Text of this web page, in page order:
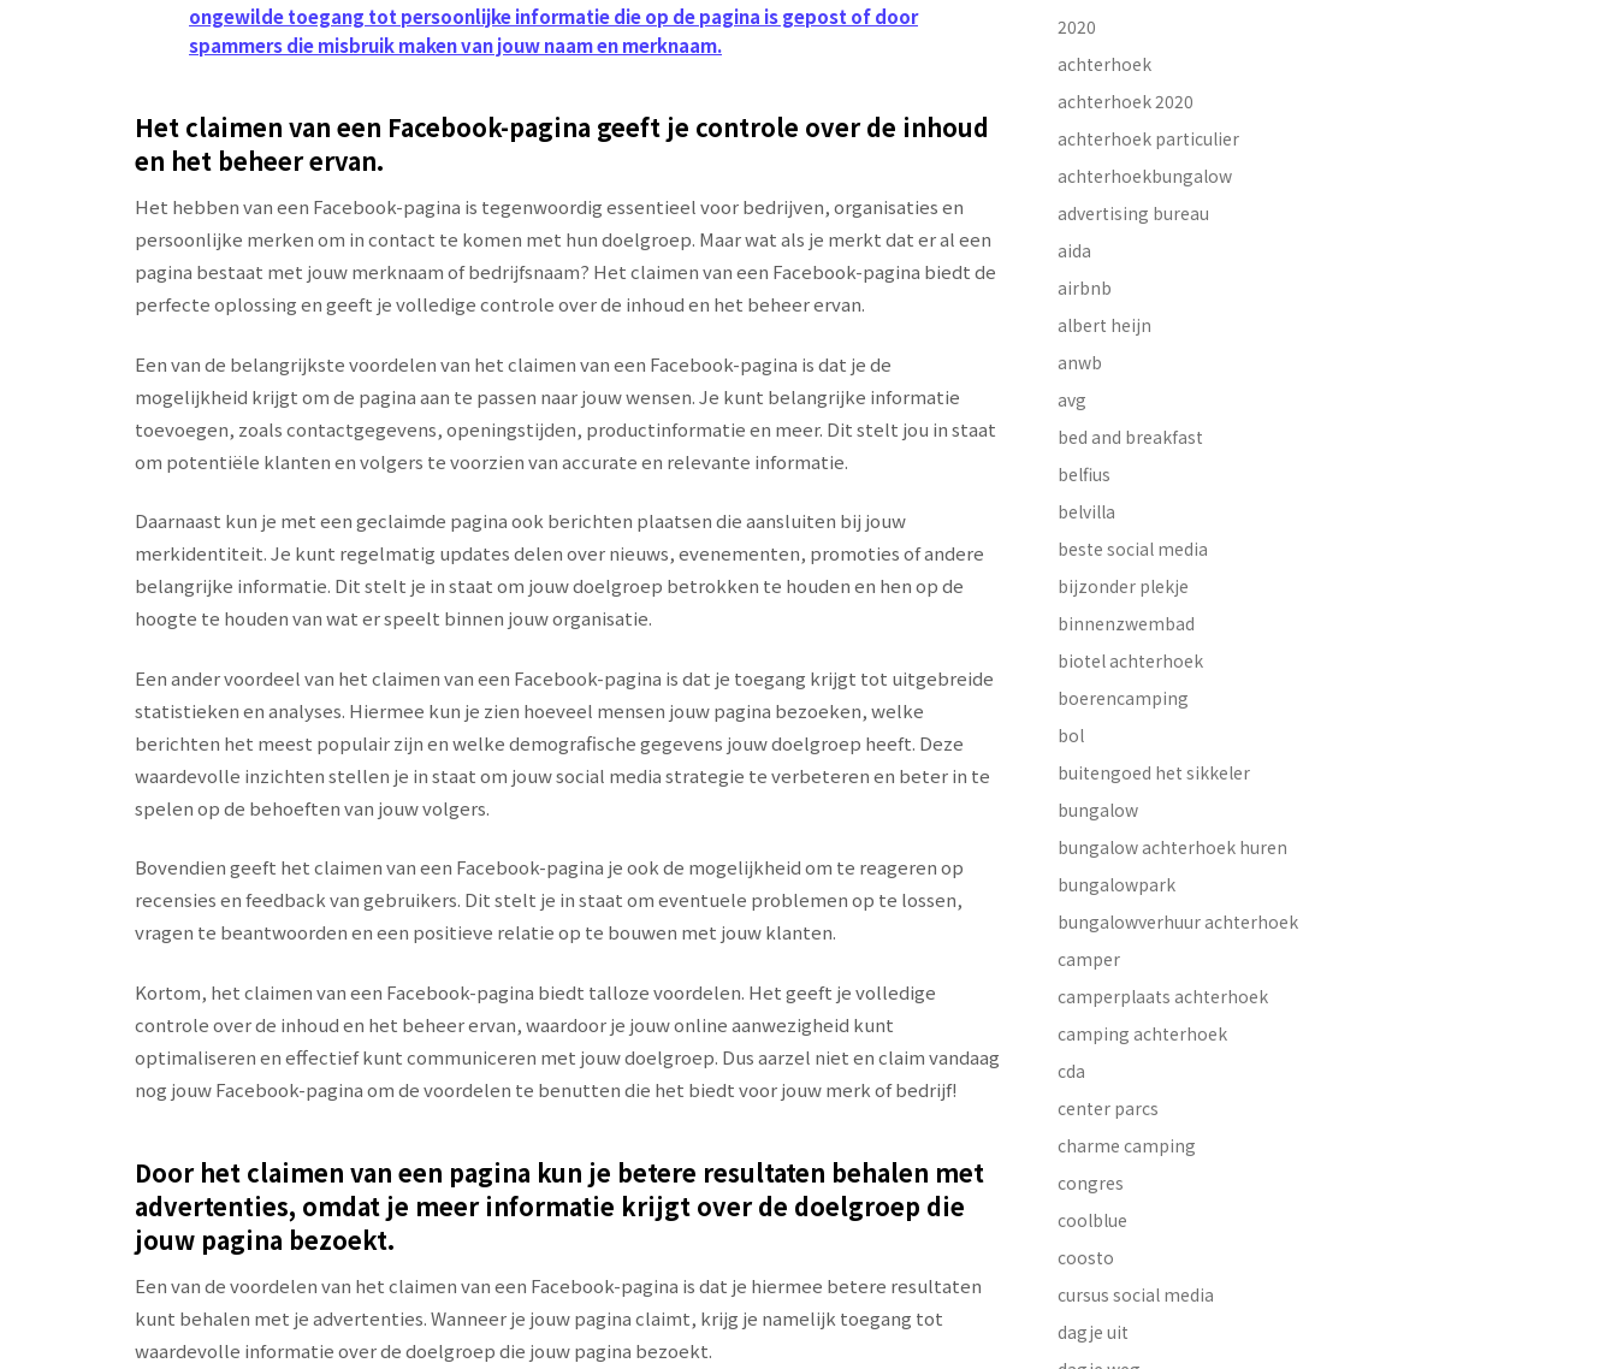
ongewilde toegang tot persoonlijke informatie die op de pagina is gepost of door
spammers die misbruik maken van jouw naam en merknaam.
Het claimen van een Facebook-pagina geeft je controle over de inhoud
en het beheer ervan.
Het hebben van een Facebook-pagina is tegenwoordig essentieel voor bedrijven, organisaties en
persoonlijke merken om in contact te komen met hun doelgroep. Maar wat als je merkt dat er al een
pagina bestaat met jouw merknaam of bedrijfsnaam? Het claimen van een Facebook-pagina biedt de
perfecte oplossing en geeft je volledige controle over de inhoud en het beheer ervan.
Een van de belangrijkste voordelen van het claimen van een Facebook-pagina is dat je de
mogelijkheid krijgt om de pagina aan te passen naar jouw wensen. Je kunt belangrijke informatie
toevoegen, zoals contactgegevens, openingstijden, productinformatie en meer. Dit stelt jou in staat
om potentiële klanten en volgers te voorzien van accurate en relevante informatie.
Daarnaast kun je met een geclaimde pagina ook berichten plaatsen die aansluiten bij jouw
merkidentiteit. Je kunt regelmatig updates delen over nieuws, evenementen, promoties of andere
belangrijke informatie. Dit stelt je in staat om jouw doelgroep betrokken te houden en hen op de
hoogte te houden van wat er speelt binnen jouw organisatie.
Een ander voordeel van het claimen van een Facebook-pagina is dat je toegang krijgt tot uitgebreide
statistieken en analyses. Hiermee kun je zien hoeveel mensen jouw pagina bezoeken, welke
berichten het meest populair zijn en welke demografische gegevens jouw doelgroep heeft. Deze
waardevolle inzichten stellen je in staat om jouw social media strategie te verbeteren en beter in te
spelen op de behoeften van jouw volgers.
Bovendien geeft het claimen van een Facebook-pagina je ook de mogelijkheid om te reageren op
recensies en feedback van gebruikers. Dit stelt je in staat om eventuele problemen op te lossen,
vragen te beantwoorden en een positieve relatie op te bouwen met jouw klanten.
Kortom, het claimen van een Facebook-pagina biedt talloze voordelen. Het geeft je volledige
controle over de inhoud en het beheer ervan, waardoor je jouw online aanwezigheid kunt
optimaliseren en effectief kunt communiceren met jouw doelgroep. Dus aarzel niet en claim vandaag
nog jouw Facebook-pagina om de voordelen te benutten die het biedt voor jouw merk of bedrijf!
Door het claimen van een pagina kun je betere resultaten behalen met
advertenties, omdat je meer informatie krijgt over de doelgroep die
jouw pagina bezoekt.
Een van de voordelen van het claimen van een Facebook-pagina is dat je hiermee betere resultaten
kunt behalen met je advertenties. Wanneer je jouw pagina claimt, krijg je namelijk toegang tot
waardevolle informatie over de doelgroep die jouw pagina bezoekt.
2020
achterhoek
achterhoek 2020
achterhoek particulier
achterhoekbungalow
advertising bureau
aida
airbnb
albert heijn
anwb
avg
bed and breakfast
belfius
belvilla
beste social media
bijzonder plekje
binnenzwembad
biotel achterhoek
boerencamping
bol
buitengoed het sikkeler
bungalow
bungalow achterhoek huren
bungalowpark
bungalowverhuur achterhoek
camper
camperplaats achterhoek
camping achterhoek
cda
center parcs
charme camping
congres
coolblue
coosto
cursus social media
dagje uit